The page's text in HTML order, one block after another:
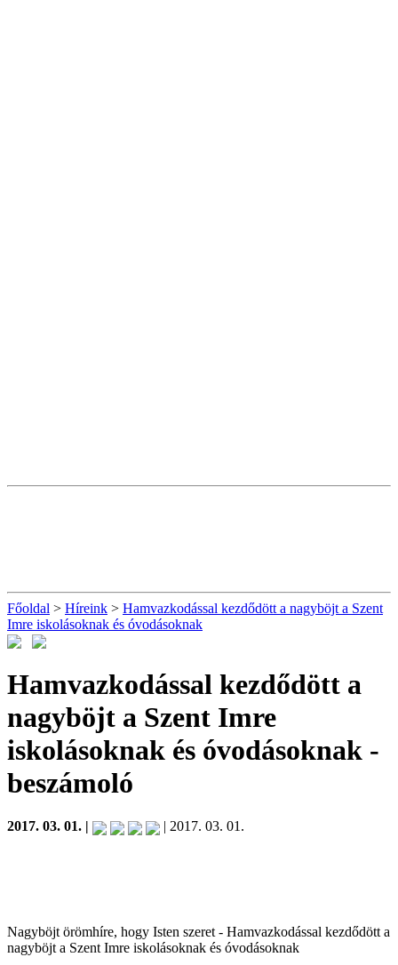
Főoldal > Híreink > Hamvazkodással kezdődött a nagyböjt a Szent
Imre iskolásoknak és óvodásoknak
Hamvazkodással kezdődött a
nagyböjt a Szent Imre
iskolásoknak és óvodásoknak -
beszámoló
2017. 03. 01. | | 2017. 03. 01.
Nagyböjt örömhíre, hogy Isten szeret - Hamvazkodással kezdődött a
nagyböjt a Szent Imre iskolásoknak és óvodásoknak